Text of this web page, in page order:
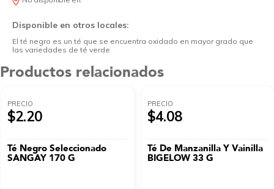
Disponible en otros locales:
El té negro es un té que se encuentra oxidado en mayor grado que
las variedades de té verde
Productos relacionados
PRECIO
$2.20
Té Negro Seleccionado
SANGAY 170 G
PRECIO
$4.08
Té De Manzanilla Y Vainilla
BIGELOW 33 G